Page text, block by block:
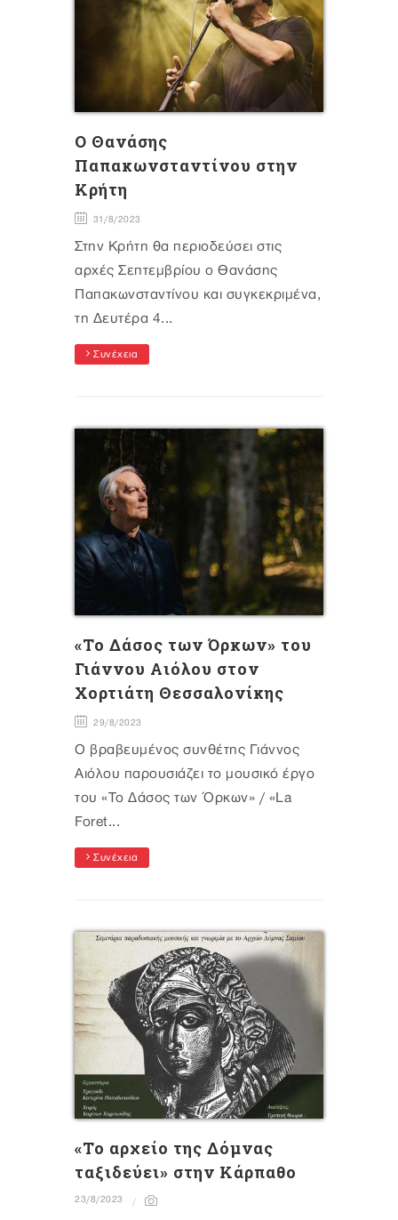
Ο Θανάσης
Παπακωνσταντίνου στην
Κρήτη
31/8/2023
Στην Κρήτη θα περιοδεύσει στις
αρχές Σεπτεμβρίου ο Θανάσης
Παπακωνσταντίνου και συγκεκριμένα,
τη Δευτέρα 4...
Συνέχεια
«Το Δάσος των Όρκων» του
Γιάννου Αιόλου στον
Χορτιάτη Θεσσαλονίκης
29/8/2023
Ο βραβευμένος συνθέτης Γιάννος
Αιόλου παρουσιάζει το μουσικό έργο
του «Το Δάσος των Όρκων» / «La
Foret...
Συνέχεια
«Το αρχείο της Δόμνας
ταξιδεύει» στην Κάρπαθο
23/8/2023